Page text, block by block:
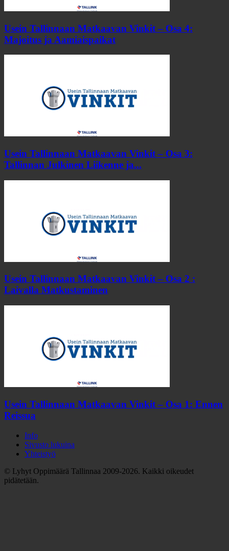
Usein Tallinnaan Matkaavan Vinkit – Osa 4:
Majoitus ja Aamiaispaikat
Usein Tallinnaan Matkaavan Vinkit – Osa 3:
Tallinnan Julkinen Liikenne ja...
Usein Tallinnaan Matkaavan Vinkit – Osa 2 :
Laivalla Matkustaminen
Usein Tallinnaan Matkaavan Vinkit – Osa 1: Ennen
Reissua
Info
Sivusto lukuina
Yhteistyö
© Lyhyt Oppimäärä Tallinnaa 2009-2026. Kaikki oikeudet
pidätetään.